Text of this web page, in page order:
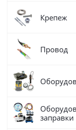
Крепеж
Провод
заправки